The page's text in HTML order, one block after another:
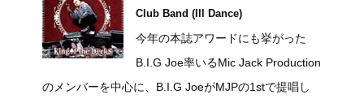
Club Band (Ill Dance)
今年の本誌アワードにも挙がった
B.I.G Joe率いるMic Jack Production
のメンバーを中心に、B.I.G JoeがMJPの1stで提唱し